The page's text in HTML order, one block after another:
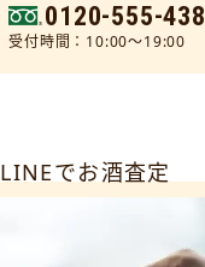
0120-555-438
受付時間：10:00～19:00
LINEでお酒査定